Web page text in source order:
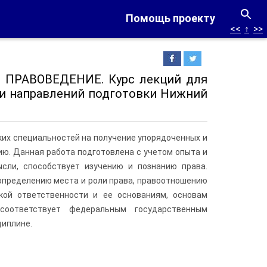
Помощь проекту
<< ↑ >>
ПРАВОВЕДЕНИЕ. Курс лекций для
направлений подготовки Нижний
специальностей на получение упорядоченных и
Данная работа подготовлена с учетом опыта и
способствует изучению и познанию права.
места и роли права, правоотношению
ответственности и ее основаниям, основам
федеральным государственным